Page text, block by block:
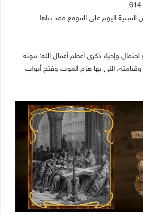
المبنية اليوم على الموقع فقد بناها
وإحياء ذكرى أعظم أعمال الله: موته
التي بها هزم الموت وفتح أبواب